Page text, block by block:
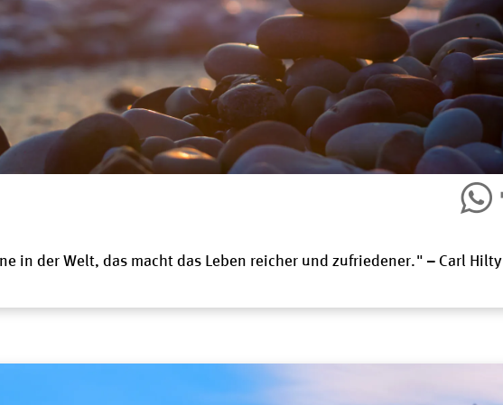
in der Welt, das macht das Leben reicher und zufriedener." – Carl Hilty